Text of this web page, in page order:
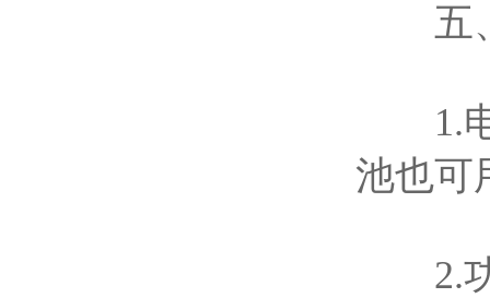
五、
1.电
池也可
2.功